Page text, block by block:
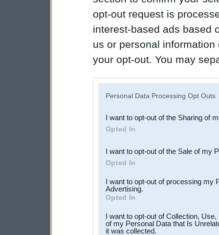
opt-out request is
interest-based ads based
us or personal
your opt-out. You may
Downstream Participants
third parties.
Personal Data Processing Opt Outs
I want to opt-out of the Sharing of
Opted In
I want to opt-out of the Sale of my
Opted In
I want to opt-out of processing my
Advertising.
Opted In
I want to opt-out of Collection,
of my Personal Data that Is
it was collected.